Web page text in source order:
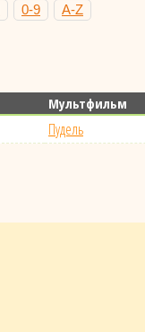
0-9 A-Z
Мультфильм
Пудель